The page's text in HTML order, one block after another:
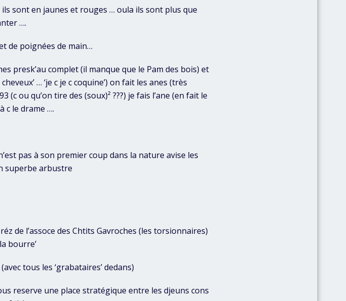
sont en jaunes et rouges … oula ils sont plus que
….
de poignées de main…
presk’au complet (il manque que le Pam des bois) et
… ‘je c je c coquine’) on fait les anes (très
ou qu’on tire des (soux)² ???) je fais l’ane (en fait le
c le drame ….
pas à son premier coup dans la nature avise les
superbe arbustre
de l’assoce des Chtits Gavroches (les torsionnaires)
bourre’
tous les ‘grabataires’ dedans)
reserve une place stratégique entre les djeuns cons